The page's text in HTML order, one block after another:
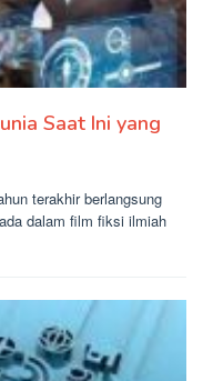
Saat Ini yang
terakhir berlangsung
dalam film fiksi ilmiah